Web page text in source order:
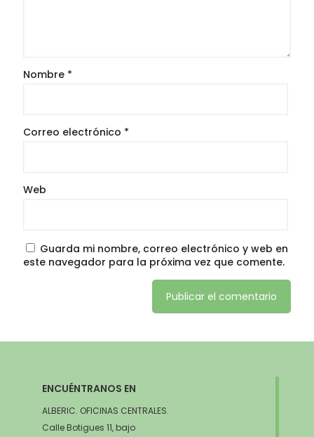
Nombre *
Correo electrónico *
Web
Guarda mi nombre, correo electrónico y web en
este navegador para la próxima vez que comente.
ENCUÉNTRANOS EN
ALBERIC. OFICINAS CENTRALES.
Calle Botigues 11, bajo